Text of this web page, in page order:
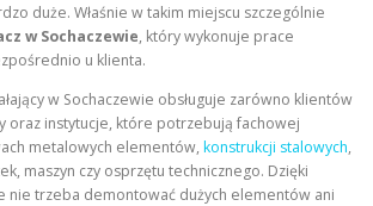
duże. Właśnie w takim miejscu szczególnie
w Sochaczewie, który wykonuje prace
u klienta.
w Sochaczewie obsługuje zarówno klientów
oraz instytucje, które potrzebują fachowej
metalowych elementów, konstrukcji stalowych,
maszyn czy osprzętu technicznego. Dzięki
nie trzeba demontować dużych elementów ani